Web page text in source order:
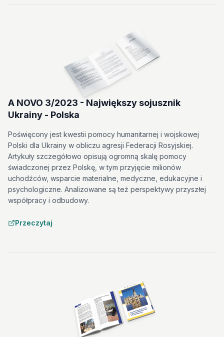
A NOVO 3/2023 - Największy sojusznik
Ukrainy - Polska
Poświęcony jest kwestii pomocy humanitarnej i wojskowej
Polski dla Ukrainy w obliczu agresji Federacji Rosyjskiej.
Artykuły szczegółowo opisują ogromną skalę pomocy
świadczonej przez Polskę, w tym przyjęcie milionów
uchodźców, wsparcie materialne, medyczne, edukacyjne i
psychologiczne. Analizowane są też perspektywy przyszłej
współpracy i odbudowy.
Przeczytaj